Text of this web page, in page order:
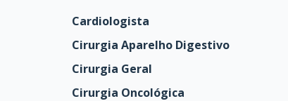
Cardiologista
Cirurgia Aparelho Digestivo
Cirurgia
Cirurgia Oncológica